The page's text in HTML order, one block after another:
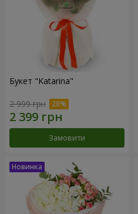
Букет "Katarina"
2 999 грн
Замовити